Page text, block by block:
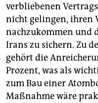
verbliebenen
nicht gelingen, ihren
nachzukommen und
Irans zu sichern. Zu
gehört die
Prozent, was als
zum Bau einer
Maßnahme wäre